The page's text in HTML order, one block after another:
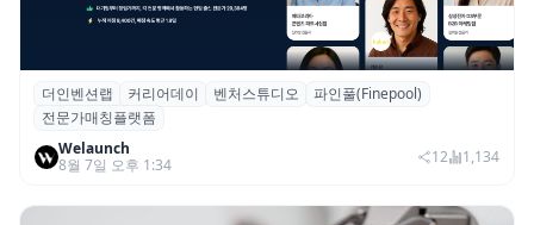
더인벤션랩·커리어데이, 스타트업 전문가 매
칭 플랫폼 ‘파인풀’ 출시
더인벤션랩 커리어데이 벤처스튜디오
파인풀(Finepool)
전문가매칭플랫폼
Welaunch
8월 7일 오후 1:34
12 1,134